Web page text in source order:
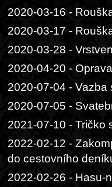
2020-03-16 -
2020-03-17 -
2020-03-28 -
2020-04-20 -
2020-07-04 - Vazba
2020-07-05 -
2021-07-10 - Tričko
2022-02-12 -
do cestovního
2022-02-26 - Hasu-